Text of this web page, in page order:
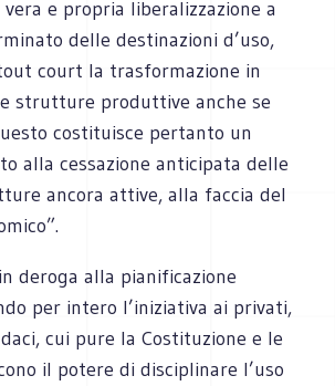
e propria liberalizzazione a
delle destinazioni d’uso,
court la trasformazione in
strutture produttive anche se
costituisce pertanto un
alla cessazione anticipata delle
ancora attive, alla faccia del
deroga alla pianificazione
per intero l’iniziativa ai privati,
cui pure la Costituzione e le
il potere di disciplinare l’uso